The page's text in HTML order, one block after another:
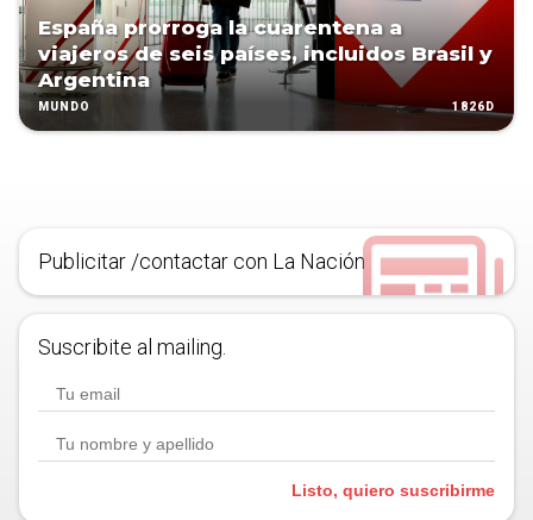
España prorroga la cuarentena a
viajeros de seis países, incluidos Brasil y
Argentina
MUNDO 1826D
Publicitar /contactar con La Nación
Suscribite al mailing.
Listo, quiero suscribirme